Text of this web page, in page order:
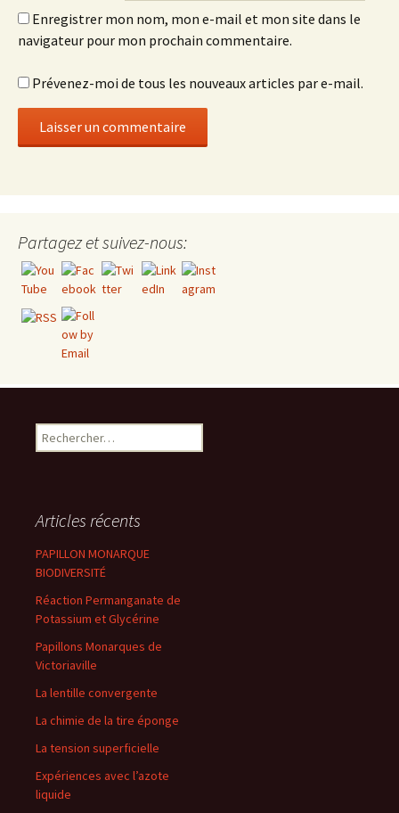
Enregistrer mon nom, mon e-mail et mon site dans le
navigateur pour mon prochain commentaire.
Prévenez-moi de tous les nouveaux articles par e-mail.
Partagez et suivez-nous:
Rechercher :
Articles récents
PAPILLON MONARQUE
BIODIVERSITÉ
Réaction Permanganate de
Potassium et Glycérine
Papillons Monarques de
Victoriaville
La lentille convergente
La chimie de la tire éponge
La tension superficielle
Expériences avec l’azote
liquide